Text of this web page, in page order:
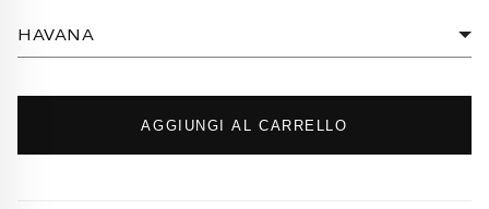
HAVANA
AGGIUNGI AL CARRELLO